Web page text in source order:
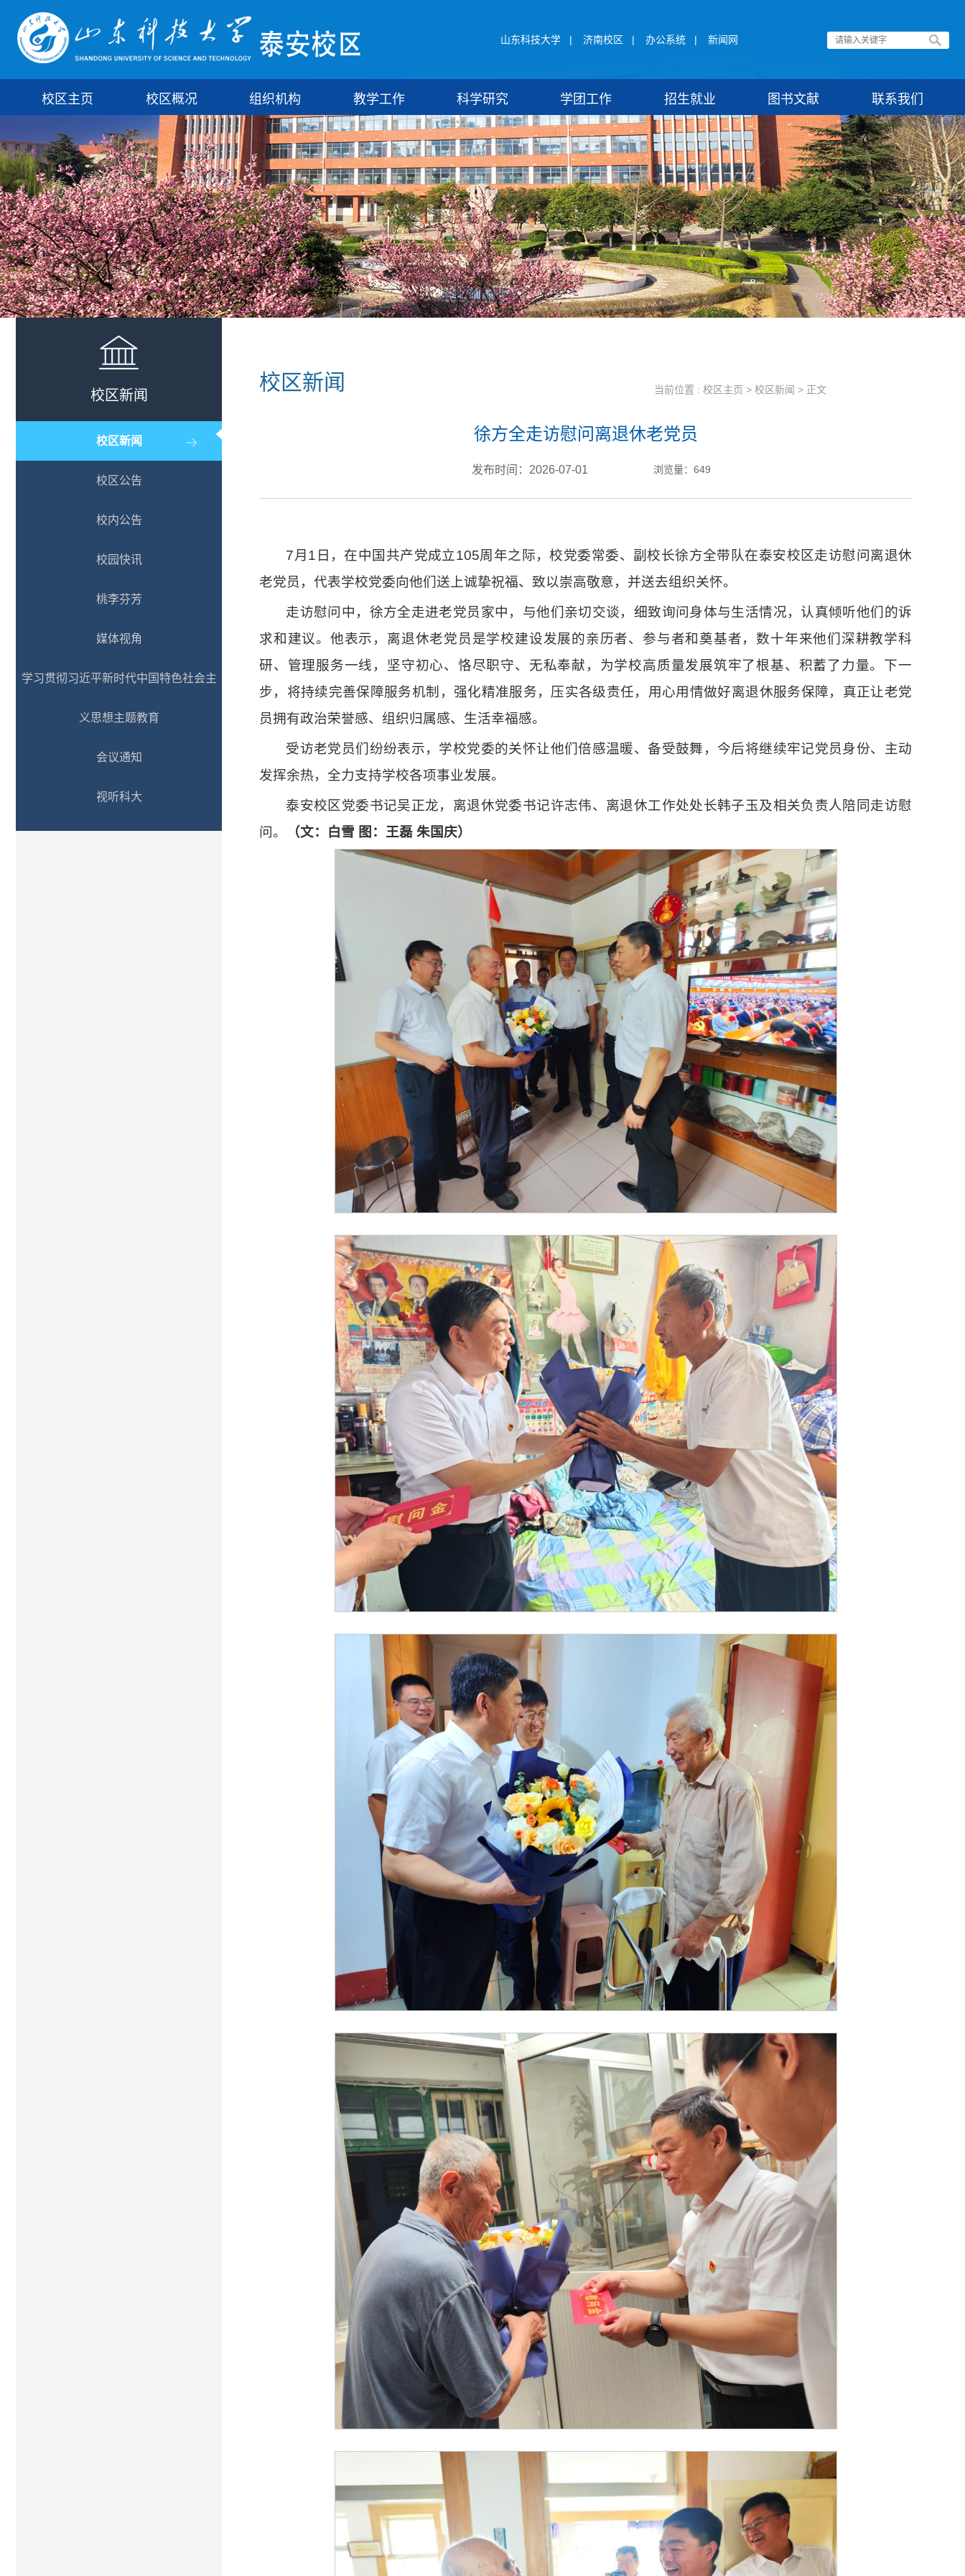
山东科技大学 | 济南校区 | 办公系统 | 新闻网
校区主页 校区概况 组织机构 教学工作 科学研究 学团工作 招生就业 图书文献 联系我们
校区新闻
校区新闻
校区公告
校内公告
校园快讯
桃李芬芳
媒体视角
学习贯彻习近平新时代中国特色社会主
义思想主题教育
会议通知
视听科大
校区新闻 当前位置 : 校区主页 > 校区新闻 > 正文
徐方全走访慰问离退休老党员
发布时间：2026-07-01 浏览量： 649
7月1日，在中国共产党成立105周年之际，校党委常委、副校长徐方全带队在泰安校区走访慰问离退休
老党员，代表学校党委向他们送上诚挚祝福、致以崇高敬意，并送去组织关怀。
走访慰问中，徐方全走进老党员家中，与他们亲切交谈，细致询问身体与生活情况，认真倾听他们的诉
求和建议。他表示，离退休老党员是学校建设发展的亲历者、参与者和奠基者，数十年来他们深耕教学科
研、管理服务一线，坚守初心、恪尽职守、无私奉献，为学校高质量发展筑牢了根基、积蓄了力量。下一
步，将持续完善保障服务机制，强化精准服务，压实各级责任，用心用情做好离退休服务保障，真正让老党
员拥有政治荣誉感、组织归属感、生活幸福感。
受访老党员们纷纷表示，学校党委的关怀让他们倍感温暖、备受鼓舞，今后将继续牢记党员身份、主动
发挥余热，全力支持学校各项事业发展。
泰安校区党委书记吴正龙，离退休党委书记许志伟、离退休工作处处长韩子玉及相关负责人陪同走访慰
问。
（文：白雪 图：王磊 朱国庆）